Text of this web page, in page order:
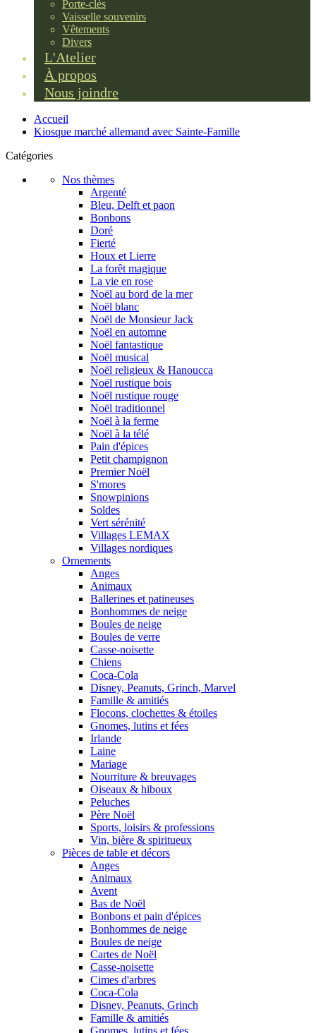
Porte-clés
Vaisselle souvenirs
Vêtements
Divers
L'Atelier
À propos
Nous joindre
Accueil
Kiosque marché allemand avec Sainte-Famille
Catégories
Nos thèmes
Argenté
Bleu, Delft et paon
Bonbons
Doré
Fierté
Houx et Lierre
La forêt magique
La vie en rose
Noël au bord de la mer
Noël blanc
Noël de Monsieur Jack
Noël en automne
Noël fantastique
Noël musical
Noël religieux & Hanoucca
Noël rustique bois
Noël rustique rouge
Noël traditionnel
Noël à la ferme
Noël à la télé
Pain d'épices
Petit champignon
Premier Noël
S'mores
Snowpinions
Soldes
Vert sérénité
Villages LEMAX
Villages nordiques
Ornements
Anges
Animaux
Ballerines et patineuses
Bonhommes de neige
Boules de neige
Boules de verre
Casse-noisette
Chiens
Coca-Cola
Disney, Peanuts, Grinch, Marvel
Famille & amitiés
Flocons, clochettes & étoiles
Gnomes, lutins et fées
Irlande
Laine
Mariage
Nourriture & breuvages
Oiseaux & hiboux
Peluches
Père Noël
Sports, loisirs & professions
Vin, bière & spiritueux
Pièces de table et décors
Anges
Animaux
Avent
Bas de Noël
Bonbons et pain d'épices
Bonhommes de neige
Boules de neige
Cartes de Noël
Casse-noisette
Cimes d'arbres
Coca-Cola
Disney, Peanuts, Grinch
Famille & amitiés
Gnomes, lutins et fées